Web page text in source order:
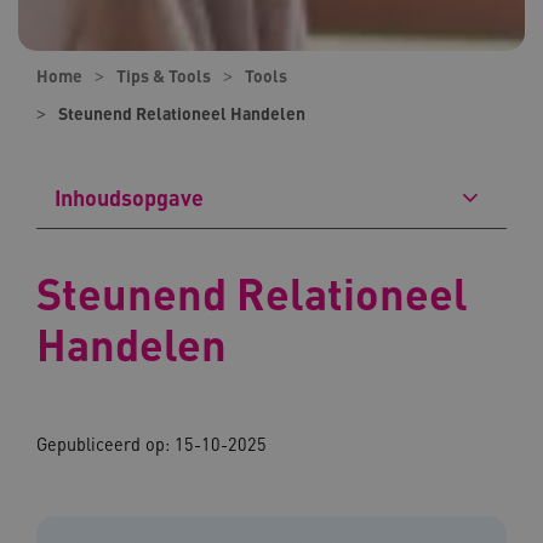
Home Tips & Tools
Tools
Steunend Relationeel Handelen
Inhoudsopgave
Steunend Relationeel
Handelen
Gepubliceerd op: 15-10-2025